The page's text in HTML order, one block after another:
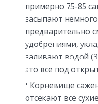
примерно 75-85
засыпают немного
предварительно
удобрениями,
заливают водой
это все под
Корневище
отсекают все